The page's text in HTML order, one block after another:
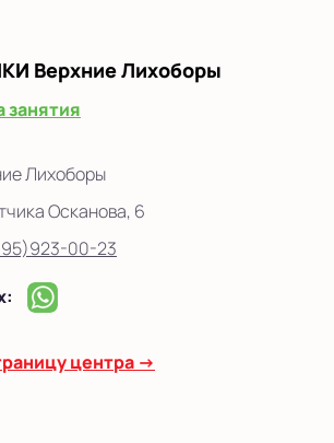
Верхние Лихоборы
занятия
Лихоборы
Осканова, 6
00-23
центра →